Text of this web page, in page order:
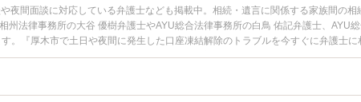
間面談に対応している弁護士なども掲載中。相続・遺言に関係する家族間の相
法律事務所の大谷 優樹弁護士やAYU総合法律事務所の白鳥 佑記弁護士、AYU
『厚木市で土日や夜間に発生した口座凍結解除のトラブルを今すぐに弁護士に
無料で口座凍結解除を法律相談できる厚木市内の弁護士に相談予約したい』な